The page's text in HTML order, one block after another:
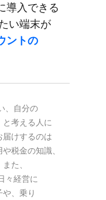
導入できる​
い​端末が​
ントの​
、​自分の​
考える​人に​
届けするのは​
税金の​知識、​
た、​
々​経営に​
、​乗り​